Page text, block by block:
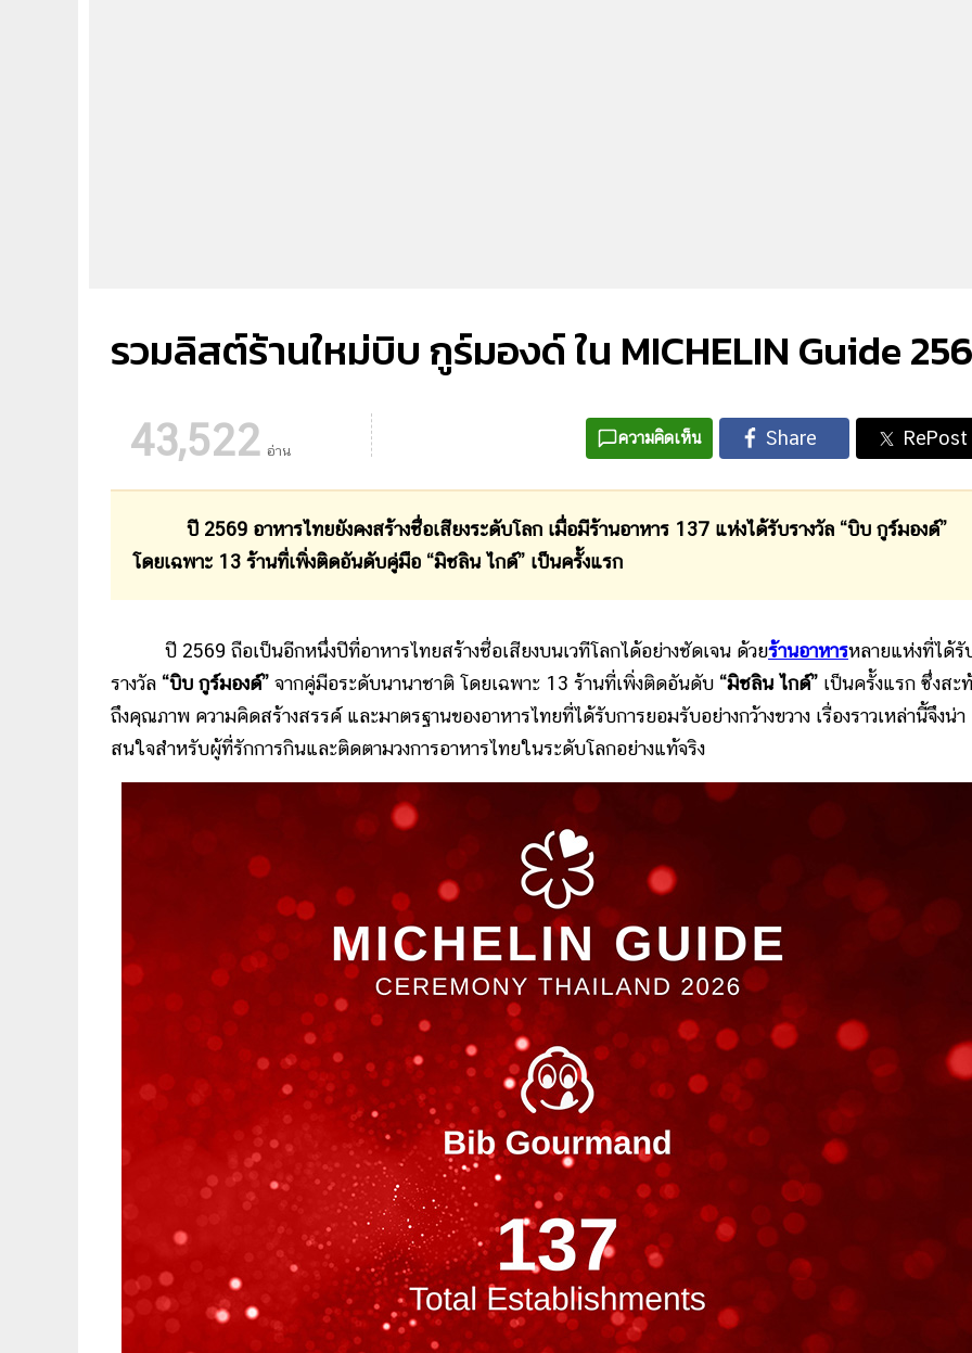
รวมลิสต์ร้านใหม่บิบ กูร์มองด์ ใน MICHELIN Guide
43,522 อ่าน
ความคิดเห็น
ปี 2569 อาหารไทยยังคงสร้างชื่อเสียงระดับโลก เมื่อมีร้านอาหาร 137 แห่งได้รับรางวัล “บิบ กูร์มองด์”
โดยเฉพาะ 13 ร้านที่เพิ่งติดอันดับคู่มือ “มิชลิน ไกด์” เป็นครั้งแรก
ปี 2569 ถือเป็นอีกหนึ่งปีที่อาหารไทยสร้างชื่อเสียงบนเวทีโลกได้อย่างชัดเจน ด้วยร้านอาหารหลายแห่งที่ได้รั
รางวัล “บิบ กูร์มองด์” จากคู่มือระดับนานาชาติ โดยเฉพาะ 13 ร้านที่เพิ่งติดอันดับ “มิชลิน ไกด์” เป็นครั้งแรก ซึ่งสะ
ถึงคุณภาพ ความคิดสร้างสรรค์ และมาตรฐานของอาหารไทยที่ได้รับการยอมรับอย่างกว้างขวาง เรื่องราวเหล่านี้จึงน่า
สนใจสำหรับผู้ที่รักการกินและติดตามวงการอาหารไทยในระดับโลกอย่างแท้จริง